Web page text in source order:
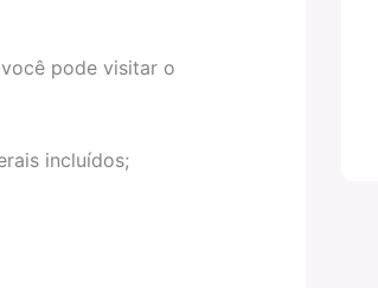
pode visitar o
incluídos;